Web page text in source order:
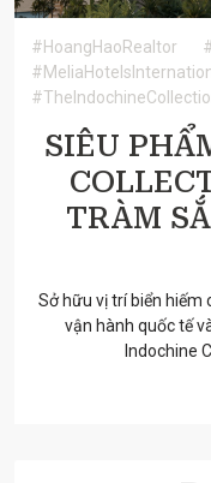
#HoangHaoRealtor
SIÊU
TRÀM
Sở hữu vị trí biển hiếm
vận hành quốc tế
Indochine